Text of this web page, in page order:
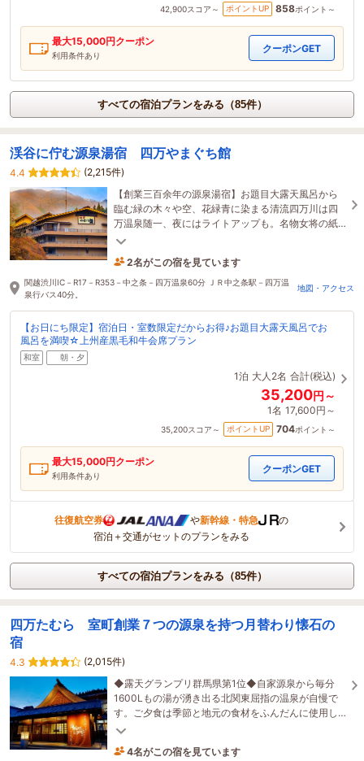
42,900スコア～ ポイントUP 858ポイント～
最大15,000円クーポン
利用条件あり
クーポンGET
すべての宿泊プランをみる（85件）
渓谷に佇む源泉湯宿 四万やまぐち館
4.4
(2,215件)
【創業三百余年の源泉湯宿】お題目大露天風呂から
臨む緑の木々や空、花緑青に染まる清流四万川は四
万温泉随一、夜にはライトアップも。名物女将の紙
芝居も※不在時休止
2時間前に予約されました
関越渋川IC－R17－R353－中之条－四万温泉60分 ＪＲ中之条駅－四万温
泉行バス40分。
地図・アクセス
【お日にち限定】宿泊日・室数限定だからお得♪お題目大露天風呂でお
風呂を満喫☆上州産黒毛和牛会席プラン
和室 朝・夕
1泊 大人2名 合計(税込)
35,200円～
1名 17,600円～
35,200スコア～ ポイントUP 704ポイント～
最大15,000円クーポン
利用条件あり
クーポンGET
往復航空券 や新幹線・特急
の
宿泊＋交通がセットのプランをみる
すべての宿泊プランをみる（85件）
四万たむら 室町創業７つの源泉を持つ月替わり懐石の
宿
4.3
(2,015件)
◆露天グランプリ群馬県第1位◆自家源泉から毎分
1600Lもの湯が湧き出る北関東屈指の温泉が自慢で
す。ご夕食は季節と地元の食材をふんだんに使用し
た和懐石料理をプライベート感あるお食事処でご用
49分前に予約されました